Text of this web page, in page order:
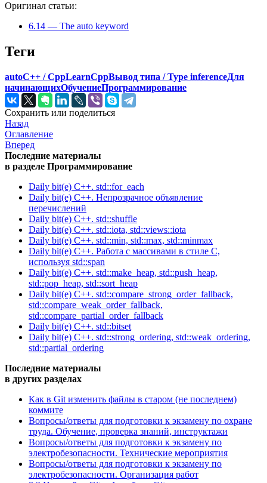
Оригинал статьи:
6.14 — The auto keyword
Теги
autoC++ / CppLearnCppВывод типа / Type inferenceДля
начинающихОбучениеПрограммирование
Сохранить или поделиться
Назад
Оглавление
Вперед
Последние материалы
в разделе Программирование
Daily bit(e) C++. std::for_each
Daily bit(e) C++. Непрозрачное объявление
перечислений
Daily bit(e) C++. std::shuffle
Daily bit(e) C++. std::iota, std::views::iota
Daily bit(e) C++. std::min, std::max, std::minmax
Daily bit(e) C++. Работа с массивами в стиле C,
используя std::span
Daily bit(e) C++. std::make_heap, std::push_heap,
std::pop_heap, std::sort_heap
Daily bit(e) C++. std::compare_strong_order_fallback,
std::compare_weak_order_fallback,
std::compare_partial_order_fallback
Daily bit(e) C++. std::bitset
Daily bit(e) C++. std::strong_ordering, std::weak_ordering,
std::partial_ordering
Последние материалы
в других разделах
Как в Git изменить файлы в старом (не последнем)
коммите
Вопросы/ответы для подготовки к экзамену по охране
труда. Обучение, проверка знаний, инструктажи
Вопросы/ответы для подготовки к экзамену по
электробезопасности. Технические мероприятия
Вопросы/ответы для подготовки к экзамену по
электробезопасности. Организация работ